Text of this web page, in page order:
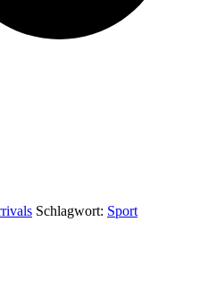
Schlagwort: Sport